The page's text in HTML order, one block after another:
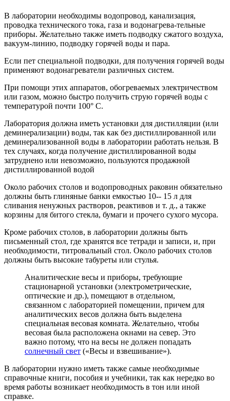
В лаборатории необходимы водопровод, канализация,
проводка технического тока, газа и водонагрева-тельные
приборы. Желательно также иметь подводку сжатого воздуха,
вакуум-линию, подводку горячей воды и пара.
Если пет специальной подводки, для получения горячей воды
применяют водонагреватели различных систем.
При помощи этих аппаратов, обогреваемых электричеством
или газом, можно быстро получить струю горячей воды с
температурой почти 100° С.
Лаборатория должна иметь установки для дистилляции (или
деминерализации) воды, так как без дистиллированной или
деминерализованной воды в лаборатории работать нельзя. В
тех случаях, когда получение дистиллированной воды
затруднено или невозможно, пользуются продажной
дистиллированной водой
Около рабочих столов и водопроводных раковин обязательно
должны быть глиняные банки емкостью 10-- 15 л для
сливания ненужных растворов, реактивов и т. д., а также
корзины для битого стекла, бумаги и прочего сухого мусора.
Кроме рабочих столов, в лаборатории должны быть
письменный стол, где хранятся все тетради и записи, и, при
необходимости, титровальный стол. Около рабочих столов
должны быть высокие табуреты или стулья.
Аналитические весы и приборы, требующие
стационарной установки (электрометрические,
оптические и др.), помещают в отдельном,
связанном с лабораторией помещении, причем для
аналитических весов должна быть выделена
специальная весовая комната. Желательно, чтобы
весовая была расположена окнами на север. Это
важно потому, что на весы не должен попадать
солнечный свет («Весы и взвешивание»).
В лаборатории нужно иметь также самые необходимые
справочные книги, пособия и учебники, так как нередко во
время работы возникает необходимость в тон или иной
справке.